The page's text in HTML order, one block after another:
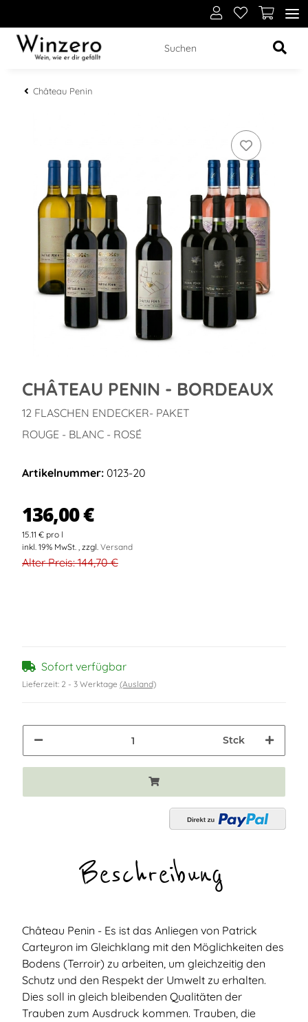
Château Penin
CHÂTEAU PENIN - BORDEAUX
12 FLASCHEN ENDECKER- PAKET
ROUGE - BLANC - ROSÉ
Artikelnummer: 0123-20
136,00 €
15.11 € pro l
inkl. 19% MwSt. , zzgl. Versand
Alter Preis: 144,70 €
Sofort verfügbar
Lieferzeit: 2 - 3 Werktage (Ausland)
Stck
Beschreibung
Château Penin - Es ist das Anliegen von Patrick
Carteyron im Gleichklang mit den Möglichkeiten des
Bodens (Terroir) zu arbeiten, um gleichzeitig den
Schutz und den Respekt der Umwelt zu erhalten.
Dies soll in gleich bleibenden Qualitäten der
Trauben zum Ausdruck kommen. Trauben, die